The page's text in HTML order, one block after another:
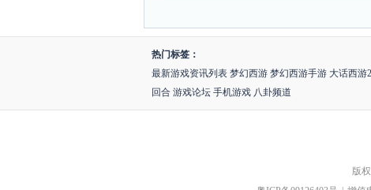
热门标签：
最新游戏资讯列表 梦幻西游 梦幻西游手游 大话西游2
回合 游戏论坛 手机游戏 八卦频道
版